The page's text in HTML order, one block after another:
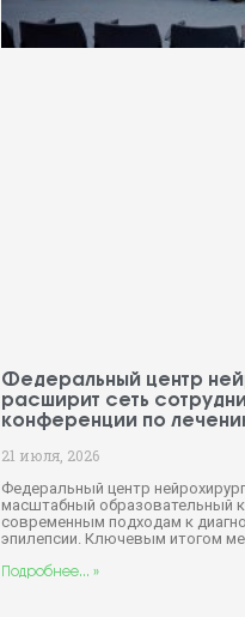
Федеральный центр
расширит сеть
конференции по
21 июля, 2026
Федеральный центр
масштабный образовательный
современным подходам к
эпилепсии. Ключевым итогом
Подробнее... »